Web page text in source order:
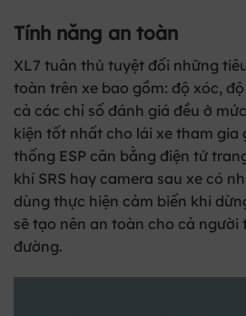
Tính năng an toàn
XL7 tuân thủ tuyệt đối những
toàn trên xe bao gồm: độ xóc,
cả các chỉ số đánh giá đều ở
kiện tốt nhất cho lái xe tham gia
thống ESP cân bằng điện tử
khí SRS hay camera sau xe có
dùng thực hiện cảm biến khi
sẽ tạo nên an toàn cho cả người
đường.